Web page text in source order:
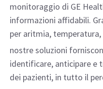
monitoraggio di GE
informazioni affidabili.
per aritmia, temperatura,
nostre soluzioni
identificare, anticipare e
dei pazienti, in tutto il